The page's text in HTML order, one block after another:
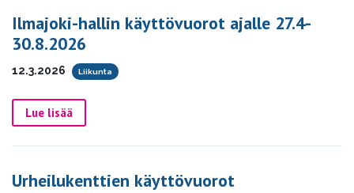
Ilmajoki-hallin käyttövuorot ajalle 27.4-
30.8.2026
12.3.2026 Liikunta
Lue lisää
Urheilukenttien käyttövuorot